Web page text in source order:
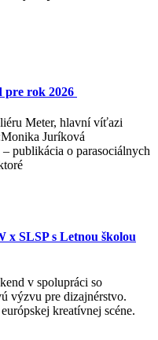
pre rok 2026
Meter, hlavní víťazi
Juríková
publikácia o parasociálnych
x SLSP s Letnou školou
v spolupráci so
výzvu pre dizajnérstvo.
kreatívnej scéne.